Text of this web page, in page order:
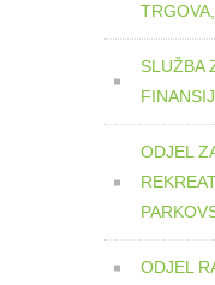
SLUŽBA
ODJEL
ODJEL